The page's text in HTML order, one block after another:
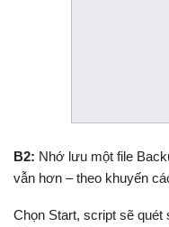
B2: Nhớ lưu một file
vẫn hơn – theo khuyến
Chọn Start, script sẽ quét